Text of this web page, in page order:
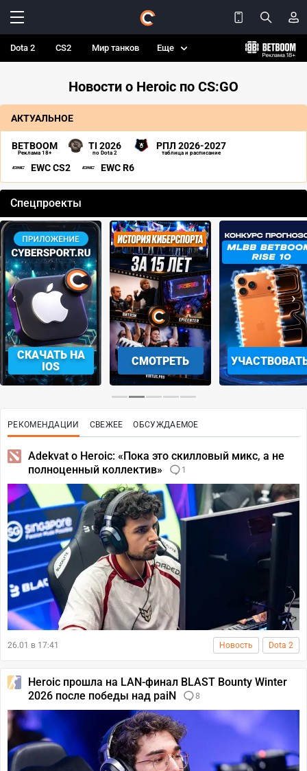
Dota 2 CS2 Мир танков Еще
Новости о Heroic по CS:GO
АКТУАЛЬНОЕ
BETBOOM
Реклама 18+
TI 2026
по Dota 2
РПЛ 2026-2027
таблица и расписание
EWC CS2 EWC R6
Спецпроекты
СМОТРЕТЬ УЧАСТВОВАТЬ ЗАБРАТЬ
‹ ›
РЕКОМЕНДАЦИИ СВЕЖЕЕ ОБСУЖДАЕМОЕ
Adekvat о Heroic: «Пока это скилловый микс, а не
полноценный коллектив»
1
26.01 в 17:41 Новость Dota 2
Heroic прошла на LAN-финал BLAST Bounty Winter
2026 после победы над paiN
8